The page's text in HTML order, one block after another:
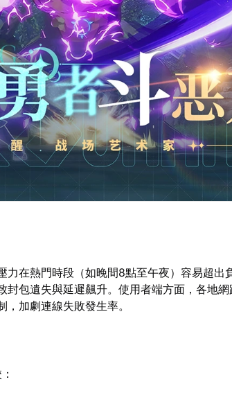
在熱門時段（如晚間8點至午夜）容易超出
包遺失與延遲飆升。使用者端方面，各地
加劇連線失敗發生率。